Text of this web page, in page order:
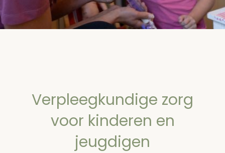
Verpleegkundige zorg
voor kinderen en
jeugdigen